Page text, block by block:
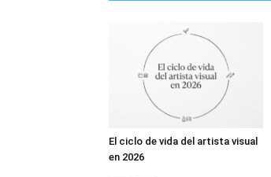
El ciclo de vida del artista visual
en 2026